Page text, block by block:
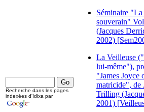
Séminaire "La
souverain"
(Jacques
2002)
La Veilleuse
lui-même"),
"James Joyce
matricide", de
Trilling
2001)
Recherche dans les pages
indexées d'Idixa par